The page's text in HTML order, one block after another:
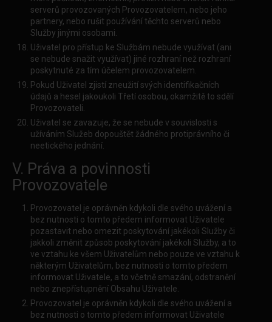
serverů provozovaných Provozovatelem, nebo jeho
partnery, nebo rušit používání těchto serverů nebo
Služby jinými osobami.
Uživatel pro přístup ke Službám nebude využívat (ani
se nebude snažit využívat) jiné rozhraní než rozhraní
poskytnuté za tím účelem provozovatelem.
Pokud Uživatel zjistí zneužití svých identifikačních
údajů a hesel jakoukoli Třetí osobou, okamžitě to sdělí
Provozovateli.
Uživatel se zavazuje, že se nebude v souvislosti s
užíváním Služeb dopouštět žádného protiprávního či
neetického jednání.
V. Práva a povinnosti
Provozovatele
Provozovatel je oprávněn kdykoli dle svého uvážení a
bez nutnosti o tomto předem informovat Uživatele
pozastavit nebo omezit poskytování jakékoli Služby či
jakkoli změnit způsob poskytování jakékoli Služby, a to
ve vztahu ke všem Uživatelům nebo pouze ve vztahu k
některým Uživatelům, bez nutnosti o tomto předem
informovat Uživatele, a to včetně smazání, odstranění
nebo znepřístupnění Obsahu Uživatele.
Provozovatel je oprávněn kdykoli dle svého uvážení a
bez nutnosti o tomto předem informovat Uživatele